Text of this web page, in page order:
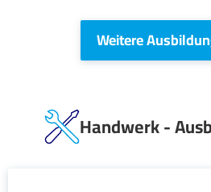
Weitere
Handwerk -